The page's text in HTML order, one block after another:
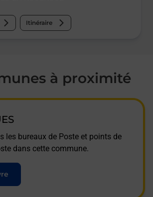
Itinéraire
à proximité
les bureaux de Poste et points de
dans cette commune.